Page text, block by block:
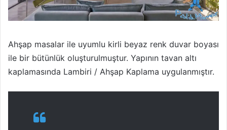
Ahşap masalar ile uyumlu kirli beyaz renk duvar boyası
ile bir bütünlük oluşturulmuştur. Yapının tavan altı
kaplamasında Lambiri / Ahşap Kaplama uygulanmıştır.